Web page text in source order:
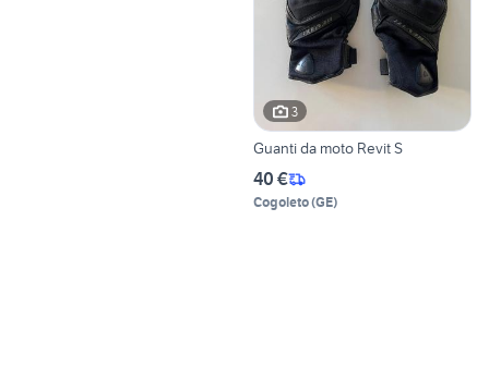
3
Guanti da moto Revit S
40 €
Cogoleto(GE)